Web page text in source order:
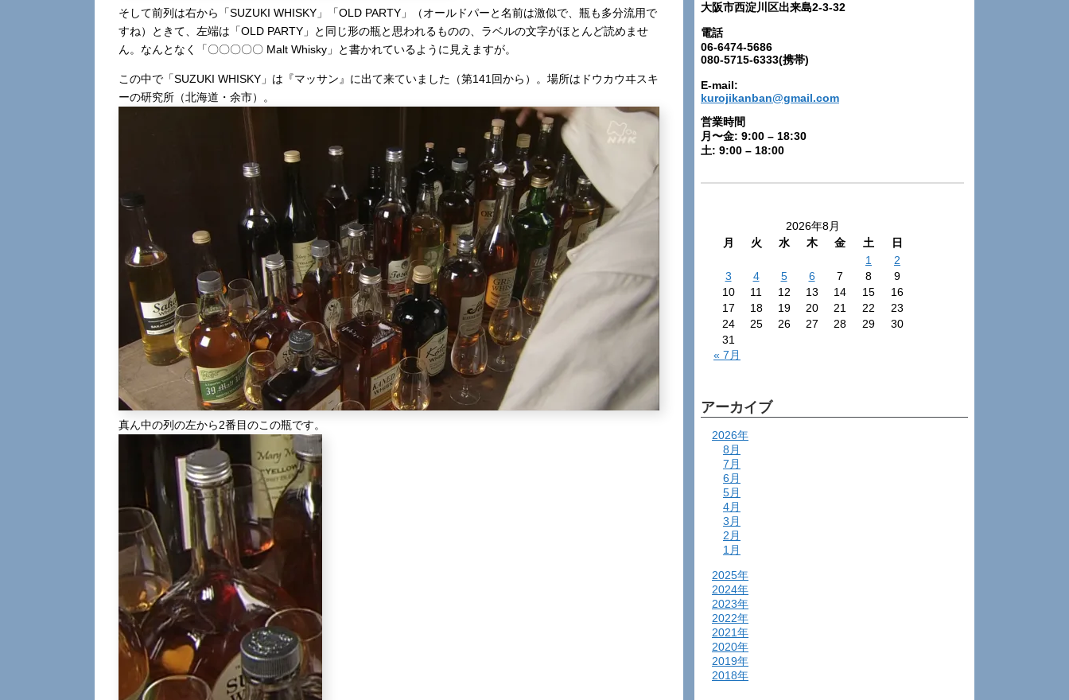
そして前列は右から「SUZUKI WHISKY」「OLD PARTY」（オールドパーと名前は激似で、瓶も多分流用で
すね）ときて、左端は「OLD PARTY」と同じ形の瓶と思われるものの、ラベルの文字がほとんど読めませ
ん。なんとなく「〇〇〇〇〇 Malt Whisky」と書かれているように見えますが。
この中で「SUZUKI WHISKY」は『マッサン』に出て来ていました（第141回から）。場所はドウカウヰスキ
ーの研究所（北海道・余市）。
真ん中の列の左から2番目のこの瓶です。
大阪市西淀川区出来島2-3-32
電話
06-6474-5686
080-5715-6333(携帯)
E-mail:
kurojikanban@gmail.com
営業時間
月〜金: 9:00 – 18:30
土: 9:00 – 18:00
2026年8月
月
火 水 木 金 土
日
1
2
3
4 5 6 7 8
9
10
11 12 13 14 15
16
17
18 19 20 21 22
23
24
25 26 27 28 29
30
31
« 7月
アーカイブ
2026年
8月
7月
6月
5月
4月
3月
2月
1月
2025年
2024年
2023年
2022年
2021年
2020年
2019年
2018年